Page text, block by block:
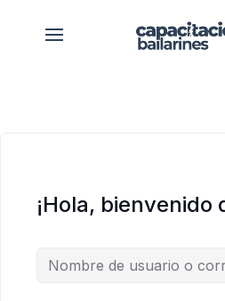
¡Hola, bienvenido